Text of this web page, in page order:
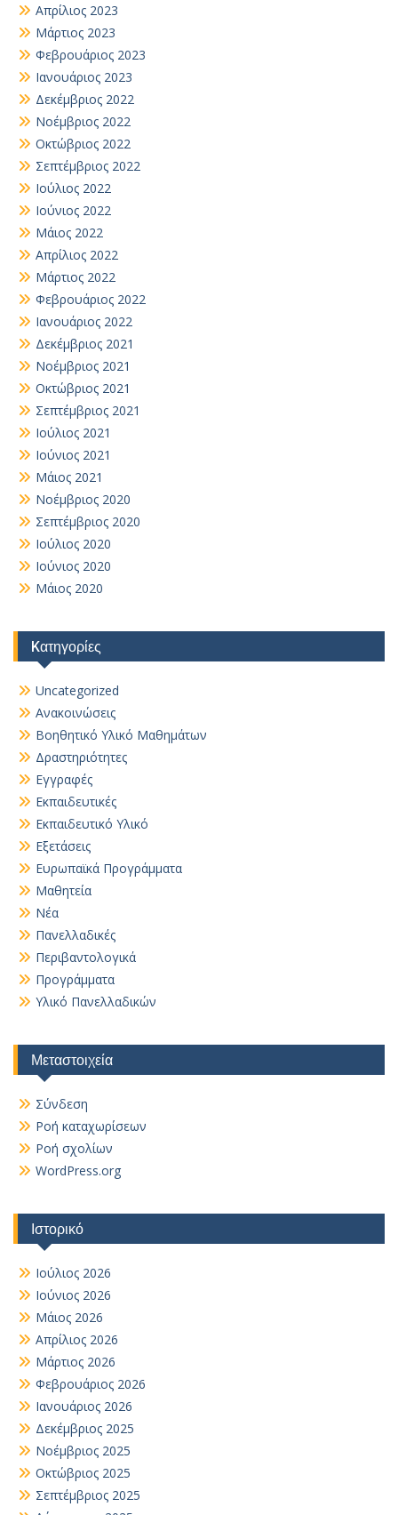
Απρίλιος 2023
Μάρτιος 2023
Φεβρουάριος 2023
Ιανουάριος 2023
Δεκέμβριος 2022
Νοέμβριος 2022
Οκτώβριος 2022
Σεπτέμβριος 2022
Ιούλιος 2022
Ιούνιος 2022
Μάιος 2022
Απρίλιος 2022
Μάρτιος 2022
Φεβρουάριος 2022
Ιανουάριος 2022
Δεκέμβριος 2021
Νοέμβριος 2021
Οκτώβριος 2021
Σεπτέμβριος 2021
Ιούλιος 2021
Ιούνιος 2021
Μάιος 2021
Νοέμβριος 2020
Σεπτέμβριος 2020
Ιούλιος 2020
Ιούνιος 2020
Μάιος 2020
Kατηγορίες
Uncategorized
Ανακοινώσεις
Βοηθητικό Yλικό Mαθημάτων
Δραστηριότητες
Εγγραφές
Εκπαιδευτικές
Εκπαιδευτικό Υλικό
Εξετάσεις
Ευρωπαϊκά Προγράμματα
Μαθητεία
Νέα
Πανελλαδικές
Περιβαντολογικά
Προγράμματα
Υλικό Πανελλαδικών
Μεταστοιχεία
Σύνδεση
Ροή καταχωρίσεων
Ροή σχολίων
WordPress.org
Ιστορικό
Ιούλιος 2026
Ιούνιος 2026
Μάιος 2026
Απρίλιος 2026
Μάρτιος 2026
Φεβρουάριος 2026
Ιανουάριος 2026
Δεκέμβριος 2025
Νοέμβριος 2025
Οκτώβριος 2025
Σεπτέμβριος 2025